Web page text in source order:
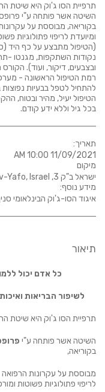
תרפיית הסו ג'וק היא שיטת
השיטה אשר פותחה ע"י
בקוריאה, מבוססת על
ומיועדת לריפוי פתולוגיות
(הטיפול מתבצע על כף היד
נקודות השתקפות, מגנטו -
ובצבעים, דיקור, ועוד).
רמת הטיפול הראשונה -
להתחיל לטפל בבעיות
הטיפול יעיל, מהיר ובטוח,
בכל גיל וללא ידע קודם.
תאריך:
11/09/2021 10:00 AM
מיקום
ישראל ב"ק 3, Tel Aviv-Yafo, Israel (
מידע נוסף:
איגוד הסו-ג'וק הבינלאומי
תיאור
כל אדם יכול
לשיפור הבריאות
תרפיית הסו ג'וק היא שיטת
השיטה אשר פותחה ע"י
בקוריאה,
מבוססת על עקרונות הרפואה
לריפוי פתולוגיות פשוטות